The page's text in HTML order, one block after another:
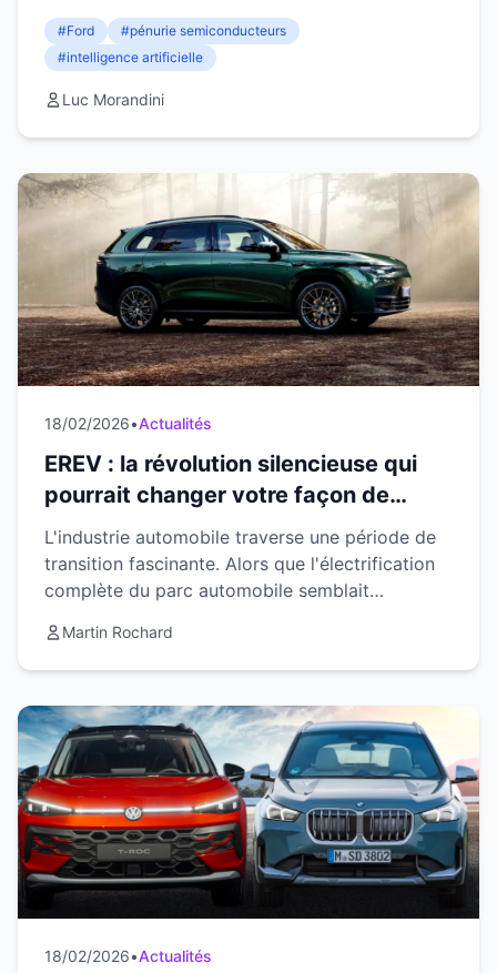
données, menaçant la product...
#Ford
#pénurie semiconducteurs
#intelligence artificielle
Luc Morandini
18/02/2026•Actualités
EREV : la révolution silencieuse qui
pourrait changer votre façon de
conduire électrique
L'industrie automobile traverse une période de
transition fascinante. Alors que l'électrification
complète du parc automobile semblait
s'est avéré plu...
Martin Rochard
18/02/2026•Actualités